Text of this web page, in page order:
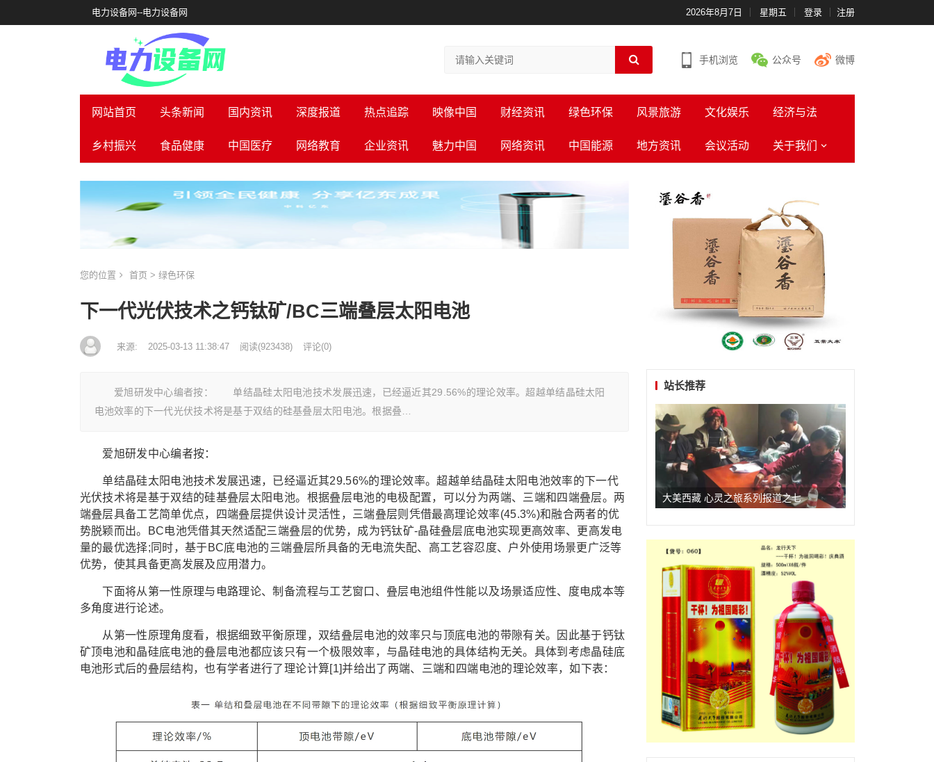
电力设备网--电力设备网 2026年8月7日 星期五 登录 注册
手机浏览 公众号 微博
网站首页 头条新闻 国内资讯 深度报道 热点追踪 映像中国 财经资讯 绿色环保 风景旅游 文化娱乐 经济与法
乡村振兴 食品健康 中国医疗 网络教育 企业资讯 魅力中国 网络资讯 中国能源 地方资讯 会议活动 关于我们
您的位置 首页 > 绿色环保
下一代光伏技术之钙钛矿/BC三端叠层太阳电池
来源: 2025-03-13 11:38:47 阅读(923438) 评论(0)
爱旭研发中心编者按： 单结晶硅太阳电池技术发展迅速，已经逼近其29.56%的理论效率。超越单结晶硅太阳
电池效率的下一代光伏技术将是基于双结的硅基叠层太阳电池。根据叠…
爱旭研发中心编者按：
单结晶硅太阳电池技术发展迅速，已经逼近其29.56%的理论效率。超越单结晶硅太阳电池效率的下一代
光伏技术将是基于双结的硅基叠层太阳电池。根据叠层电池的电极配置，可以分为两端、三端和四端叠层。两
端叠层具备工艺简单优点，四端叠层提供设计灵活性，三端叠层则凭借最高理论效率(45.3%)和融合两者的优
势脱颖而出。BC电池凭借其天然适配三端叠层的优势，成为钙钛矿-晶硅叠层底电池实现更高效率、更高发电
量的最优选择;同时，基于BC底电池的三端叠层所具备的无电流失配、高工艺容忍度、户外使用场景更广泛等
优势，使其具备更高发展及应用潜力。
下面将从第一性原理与电路理论、制备流程与工艺窗口、叠层电池组件性能以及场景适应性、度电成本等
多角度进行论述。
从第一性原理角度看，根据细致平衡原理，双结叠层电池的效率只与顶底电池的带隙有关。因此基于钙钛
矿顶电池和晶硅底电池的叠层电池都应该只有一个极限效率，与晶硅电池的具体结构无关。具体到考虑晶硅底
电池形式后的叠层结构，也有学者进行了理论计算[1]并给出了两端、三端和四端电池的理论效率，如下表：
站长推荐
大美西藏 心灵之旅系列报道之七